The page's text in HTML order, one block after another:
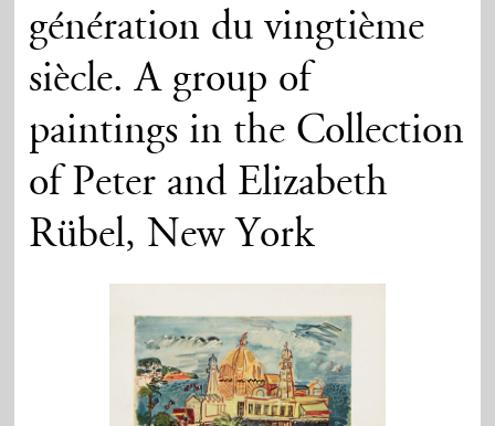
génération du vingtième
siècle. A group of
paintings in the Collection
of Peter and Elizabeth
Rübel, New York